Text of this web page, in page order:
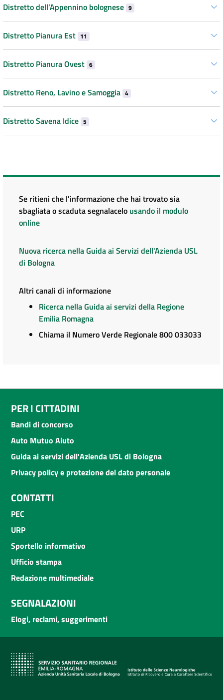
Distretto dell’Appennino bolognese 9
Distretto Pianura Est 11
Distretto Pianura Ovest 6
Distretto Reno, Lavino e Samoggia 4
Distretto Savena Idice 5
Se ritieni che l'informazione che hai trovato sia
sbagliata o scaduta segnalacelo usando il modulo
online
Nuova ricerca nella Guida ai Servizi dell'Azienda USL
di Bologna
Altri canali di informazione
Ricerca nella Guida ai servizi della Regione
Emilia Romagna
Chiama il Numero Verde Regionale 800 033033
PER I CITTADINI
Bandi di concorso
Auto Mutuo Aiuto
Guida ai servizi dell'Azienda USL di Bologna
Privacy policy e protezione del dato personale
CONTATTI
PEC
URP
Sportello informativo
Ufficio stampa
Redazione multimediale
SEGNALAZIONI
Elogi, reclami, suggerimenti